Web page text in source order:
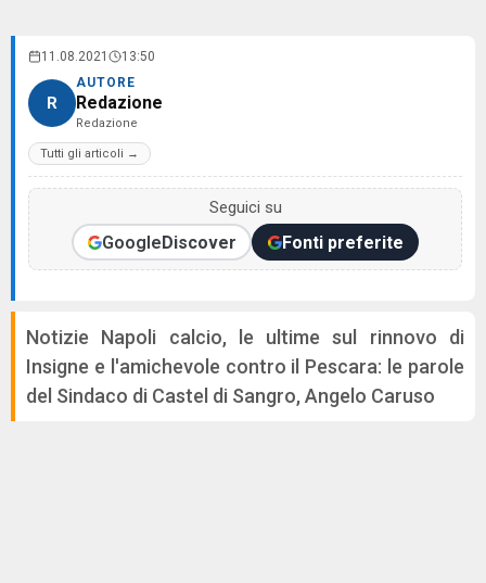
11.08.2021 13:50
R
AUTORE
Redazione
Redazione
Tutti gli articoli →
Seguici su
GoogleDiscover Fonti preferite
Notizie Napoli calcio, le ultime sul rinnovo di
Insigne e l'amichevole contro il Pescara: le parole
del Sindaco di Castel di Sangro, Angelo Caruso